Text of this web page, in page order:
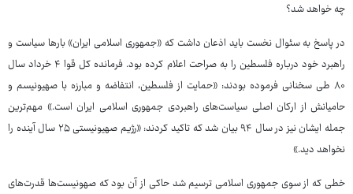
چه خواهد شد؟
در پاسخ به سئوال نخست باید اذعان داشت که «جمهوری اسلامی ایران» بارها سیاست و
راهبرد خود درباره فلسطین را به صراحت اعلام کرده بود. فرمانده کل قوا ۴ خرداد سال
۸۰ طی سخنانی فرموده بودند: «حمایت از فلسطین، انتفاضه و مبارزه با صهیونیسم و
حامیانش از ارکان اصلی سیاست‌های راهبردی جمهوری اسلامی ایران است.» مهم‌ترین
جمله ایشان نیز در سال ۹۴ بیان شد که تاکید کردند: «رژیم صهیونیستی ۲۵ سال آینده را
نخواهد دید.»
خطی که از سوی جمهوری اسلامی ترسیم شد حاکی از آن بود که صهونیست‌ها قدرت‌های